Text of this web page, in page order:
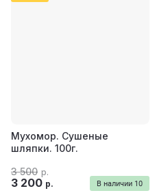
Мухомор. Сушеные
шляпки. 100г.
В наличии 10
3 500 р.
3 200 р.